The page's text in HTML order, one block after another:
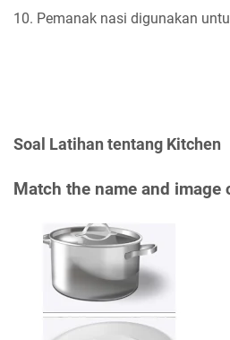
10. Pemanak nasi digunakan
Soal Latihan tentang Kitchen
Match the name and image